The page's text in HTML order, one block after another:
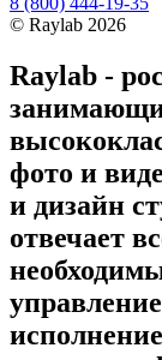
© Raylab 2026
Raylab -
фото и
и дизайн
отвечает